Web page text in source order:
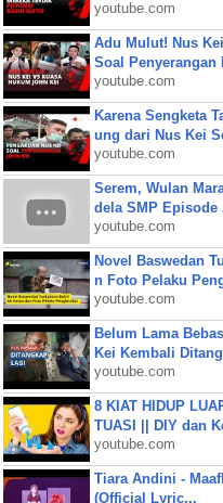
youtube.com
Adu Mulut! Nus
Soal Penyerangan
youtube.com
Karena Sengketa
ung dari Nus Kei
youtube.com
Serem, Wulan
dela SMP Episode
youtube.com
Novel Baswedan
n Foto Pelaku
youtube.com
Belum Lama
Kei Kembali
youtube.com
8 KIAT HIDUP
TUASI || DIY dan
youtube.com
Tiara Andini -
(Official Lyric...